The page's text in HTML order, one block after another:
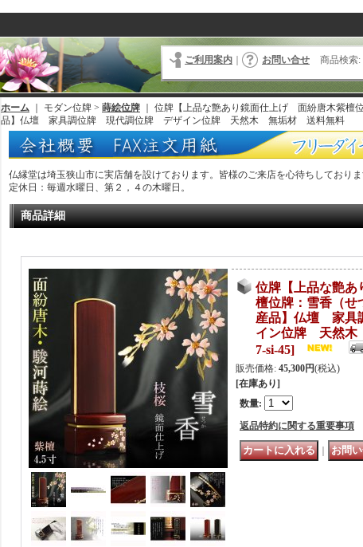
ご利用案内 お問い合せ 商品検索:
ホーム ｜ モダン位牌 > 蒔絵位牌
位牌【上品な艶あり鏡面仕上げ 面紛唐木紫
品】仏壇 家具調位牌 現代調位牌 デザイン位牌 天然木 無垢材 送料無料
仏縁堂は埼玉狭山市に実店舗を設けております。皆様のご来店を心待ちしておりま
定休日：毎週水曜日、第２，４の木曜日。
商品詳細
位牌【上品な艶
檀位牌：雪香（
産品】仏壇 家
イン位牌 天然
7-si-45]
販売価格: 45,300円(税込)
[在庫あり]
数量:
返品特約に関する重要事項